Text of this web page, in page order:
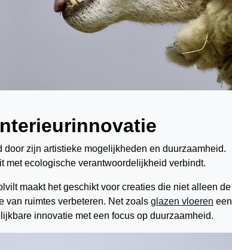
zijn artistieke mogelijkheden en duurzaamheid.
met ecologische verantwoordelijkheid verbindt.
maakt het geschikt voor creaties die niet alleen de
van ruimtes verbeteren. Net zoals glazen vloeren een
innovatie met een focus op duurzaamheid.